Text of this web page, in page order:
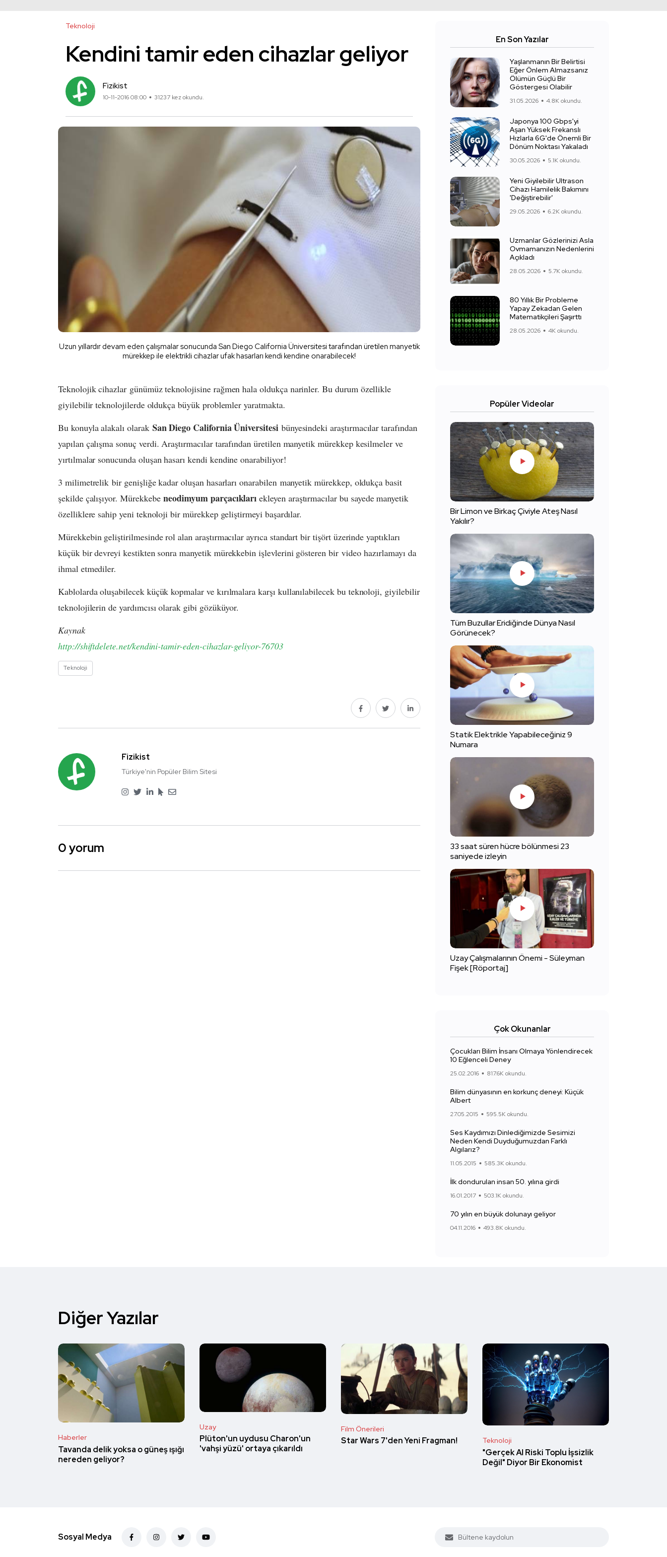
Teknoloji
Kendini tamir eden cihazlar geliyor
Fizikist
10-11-2016 08:00 31237 kez okundu.
Uzun yıllardır devam eden çalışmalar sonucunda San Diego California Üniversitesi tarafından üretilen manyetik
mürekkep ile elektrikli cihazlar ufak hasarları kendi kendine onarabilecek!
Teknolojik cihazlar günümüz teknolojisine rağmen hala oldukça narinler. Bu durum özellikle
giyilebilir teknolojilerde oldukça büyük problemler yaratmakta.
Bu konuyla alakalı olarak San Diego California Üniversitesibünyesindeki araştırmacılar tarafından
yapılan çalışma sonuç verdi. Araştırmacılar tarafından üretilen manyetik mürekkep kesilmeler ve
yırtılmalar sonucunda oluşan hasarı kendi kendine onarabiliyor!
3 milimetrelik bir genişliğe kadar oluşan hasarları onarabilen manyetik mürekkep, oldukça basit
şekilde çalışıyor. Mürekkebeneodimyum parçacıkları ekleyen araştırmacılar bu sayede manyetik
özelliklere sahip yeni teknoloji bir mürekkep geliştirmeyi başardılar.
Mürekkebin geliştirilmesinde rol alan araştırmacılar ayrıca standart bir tişört üzerinde yaptıkları
küçük bir devreyi kestikten sonra manyetik mürekkebin işlevlerini gösteren bir video hazırlamayı da
ihmal etmediler.
Kablolarda oluşabilecek küçük kopmalar ve kırılmalara karşı kullanılabilecek bu teknoloji, giyilebilir
teknolojilerin de yardımcısı olarak gibi gözüküyor.
Kaynak
http://shiftdelete.net/kendini-tamir-eden-cihazlar-geliyor-76703
Teknoloji
Fizikist
Türkiye'nin Popüler Bilim Sitesi
0 yorum
En Son Yazılar
Yaşlanmanın Bir Belirtisi
Eğer Önlem Almazsanız
Ölümün Güçlü Bir
Göstergesi Olabilir
31.05.2026 4.8K okundu.
Japonya 100 Gbps'yi
Aşan Yüksek Frekanslı
Hızlarla 6G'de Önemli Bir
Dönüm Noktası Yakaladı
30.05.2026 5.1K okundu.
Yeni Giyilebilir Ultrason
Cihazı Hamilelik Bakımını
'Değiştirebilir'
29.05.2026 6.2K okundu.
Uzmanlar Gözlerinizi Asla
Ovmamanızın Nedenlerini
Açıkladı
28.05.2026 5.7K okundu.
80 Yıllık Bir Probleme
Yapay Zekadan Gelen
Matematikçileri Şaşırttı
28.05.2026 4K okundu.
Popüler Videolar
Bir Limon ve Birkaç Çiviyle Ateş Nasıl
Yakılır?
Tüm Buzullar Eridiğinde Dünya Nasıl
Görünecek?
Statik Elektrikle Yapabileceğiniz 9
Numara
33 saat süren hücre bölünmesi 23
saniyede izleyin
Uzay Çalışmalarının Önemi - Süleyman
Fişek [Röportaj]
Çok Okunanlar
Çocukları Bilim İnsanı Olmaya Yönlendirecek
10 Eğlenceli Deney
25.02.2016 817.6K okundu.
Bilim dünyasının en korkunç deneyi: Küçük
Albert
27.05.2015 595.5K okundu.
Ses Kaydımızı Dinlediğimizde Sesimizi
Neden Kendi Duyduğumuzdan Farklı
Algılarız?
11.05.2015 585.3K okundu.
İlk dondurulan insan 50. yılına girdi
16.01.2017 503.1K okundu.
70 yılın en büyük dolunayı geliyor
04.11.2016 493.8K okundu.
Diğer Yazılar
Haberler
Tavanda delik yoksa o güneş ışığı
nereden geliyor?
Uzay
Plüton'un uydusu Charon'un
'vahşi yüzü' ortaya çıkarıldı
Film Önerileri
Star Wars 7'den Yeni Fragman! Teknoloji
"Gerçek AI Riski Toplu İşsizlik
Değil" Diyor Bir Ekonomist
Sosyal Medya